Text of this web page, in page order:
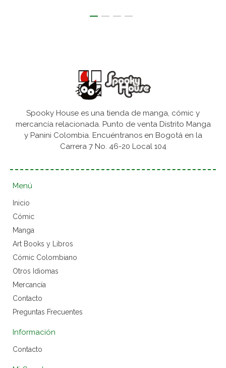
Spooky House es una tienda de manga, cómic y
mercancía relacionada. Punto de venta Distrito Manga
y Panini Colombia. Encuéntranos en Bogotá en la
Carrera 7 No. 46-20 Local 104
Menú
Inicio
Cómic
Manga
Art Books y Libros
Cómic Colombiano
Otros Idiomas
Mercancía
Contacto
Preguntas Frecuentes
Información
Contacto